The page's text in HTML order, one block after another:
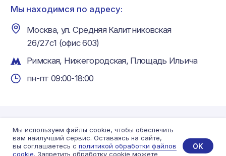
Мы используем файлы cookie, чтобы обеспечить
вам наилучший сервис. Оставаясь на сайте,
вы соглашаетесь с политикой обработки файлов
cookie. Запретить обработку cookie можете
OK